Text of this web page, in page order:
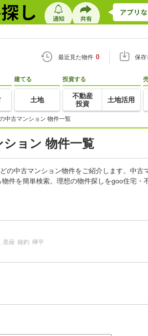
最近見た物件 0 保存
建てる
土地
投資する
不動産
投資
土地活用
中古マンション 物件一覧
ョン 物件一覧
の中古マンション物件をご紹介します。中古
件を簡単検索。理想の物件探しをgoo住宅・
黒薙 鐘釣 欅平